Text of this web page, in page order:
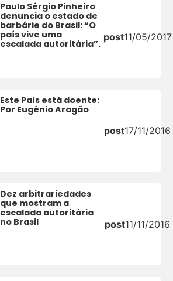
Paulo Sérgio Pinheiro
denuncia o estado de
barbárie do Brasil: “O
país vive uma
escalada autoritária”.
post11/05/2017
Este País está doente:
Por Eugênio Aragão
post17/11/2016
Dez arbitrariedades
que mostram a
escalada autoritária
no Brasil
post11/11/2016